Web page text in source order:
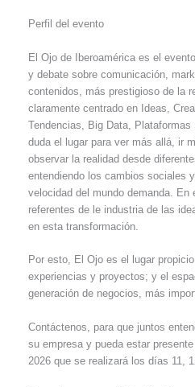
Perfil del evento
El Ojo de Iberoamérica es el
y debate sobre comunicación,
contenidos, más prestigioso de la
claramente centrado en Ideas,
Tendencias, Big Data,
duda el lugar para ver más allá, ir
observar la realidad desde
entendiendo los cambios sociales
velocidad del mundo demanda. En
referentes de le industria de las
en esta transformación.
Por esto, El Ojo es el lugar
experiencias y proyectos; y el
generación de negocios, más
Contáctenos, para que juntos
su empresa y pueda estar
2026 que se realizará los días 11,